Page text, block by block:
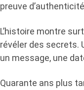
preuve
L’histoire montre
révéler des secrets.
un message, une
Quarante ans plus